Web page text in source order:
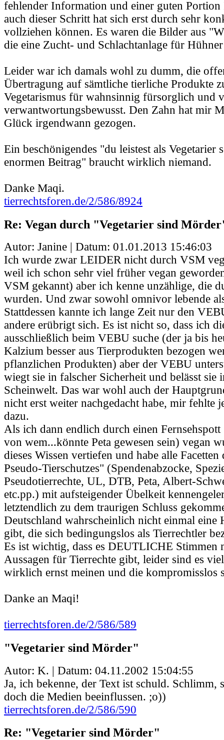
fehlender Information und einer guten
auch dieser Schritt hat sich erst durch sehr
vollziehen können. Es waren die Bilder aus
die eine Zucht- und Schlachtanlage für
Leider war ich damals wohl zu dumm, die
Übertragung auf sämtliche tierliche Produkte
Vegetarismus für wahnsinnig fürsorglich und
verwantwortungsbewusst. Den Zahn hat mir
Glück irgendwann gezogen.
Ein beschönigendes "du leistest als Vegetarier
enormen Beitrag" braucht wirklich niemand.
Danke Maqi.
tierrechtsforen.de/2/586/8924
Re: Vegan durch "Vegetarier sind
Autor: Janine | Datum: 01.01.2013 15:46:03
Ich wurde zwar LEIDER nicht durch VSM
weil ich schon sehr viel früher vegan
VSM gekannt) aber ich kenne unzählige, die
wurden. Und zwar sowohl omnivor lebende
Stattdessen kannte ich lange Zeit nur den
andere erübrigt sich. Es ist nicht so, dass ich
ausschließlich beim VEBU suche (der ja bis
Kalzium besser aus Tierprodukten bezogen
pflanzlichen Produkten) aber der VEBU
wiegt sie in falscher Sicherheit und belässt sie
Scheinwelt. Das war wohl auch der
nicht erst weiter nachgedacht habe, mir fehlte
dazu.
Als ich dann endlich durch einen
von wem...könnte Peta gewesen sein) vegan
dieses Wissen vertiefen und habe alle Facetten
Pseudo-Tierschutzes" (Spendenabzocke,
Pseudotierrechte, UL, DTB, Peta, Albert-
etc.pp.) mit aufsteigender Übelkeit
letztendlich zu dem traurigen Schluss
Deutschland wahrscheinlich nicht einmal eine
gibt, die sich bedingungslos als Tierrechtler
Es ist wichtig, dass es DEUTLICHE Stimmen
Aussagen für Tierrechte gibt, leider sind es
wirklich ernst meinen und die kompromisslos
Danke an Maqi!
tierrechtsforen.de/2/586/589
"Vegetarier sind Mörder"
Autor: K. | Datum: 04.11.2002 15:04:55
Ja, ich bekenne, der Text ist schuld. Schlimm,
doch die Medien beeinflussen. ;o))
tierrechtsforen.de/2/586/590
Re: "Vegetarier sind Mörder"